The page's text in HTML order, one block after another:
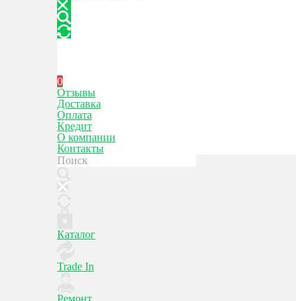
0
Отзывы
Доставка
Оплата
Кредит
О компании
Контакты
Каталог
Trade In
Ремонт